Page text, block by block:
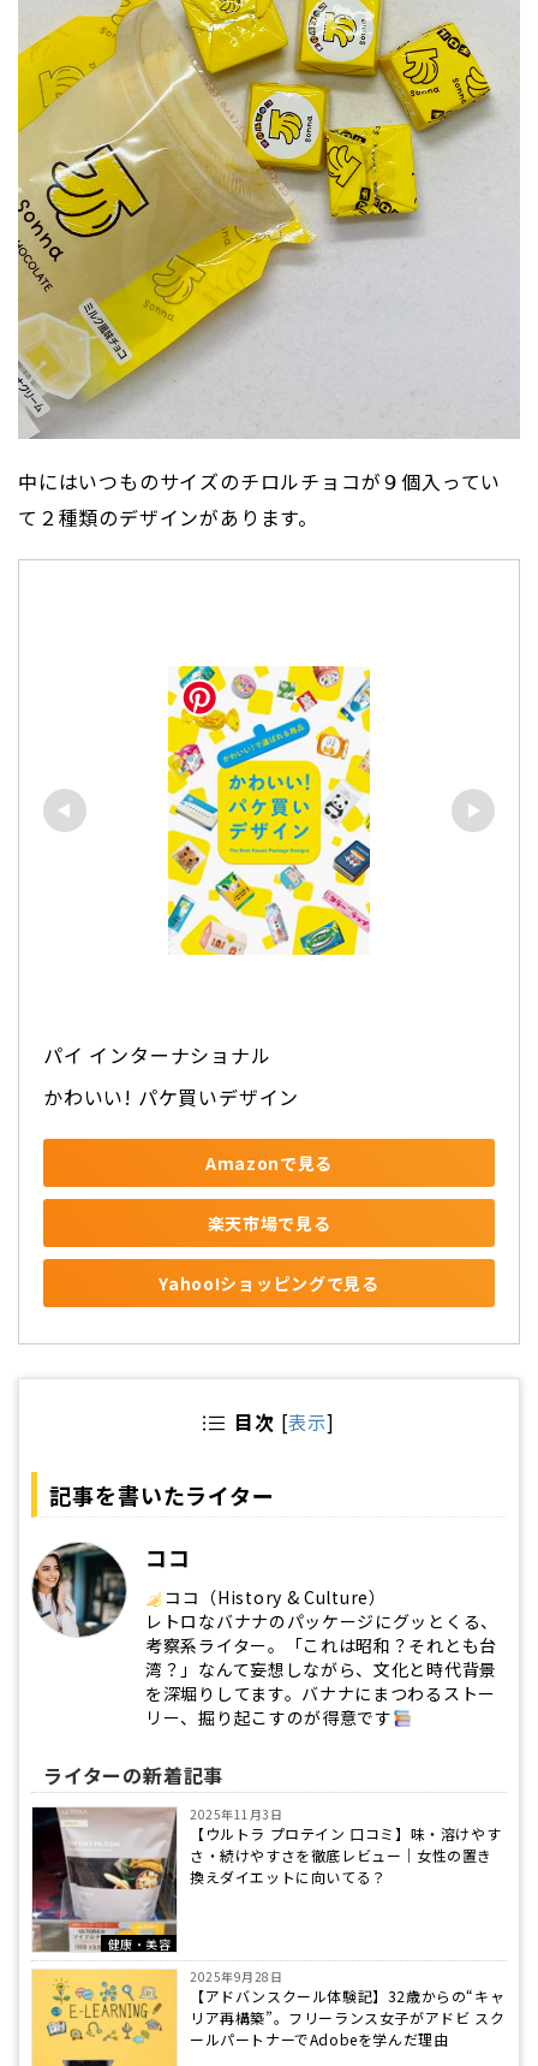
中にはいつものサイズのチロルチョコが９個入ってい
て２種類のデザインがあります。
パイ インターナショナル
かわいい! パケ買いデザイン
Amazonで見る
楽天市場で見る
Yahoo!ショッピングで見る
目次 [表示]
記事を書いたライター
ココ
ココ（History & Culture）
レトロなバナナのパッケージにグッとくる、
考察系ライター。「これは昭和？それとも台
湾？」なんて妄想しながら、文化と時代背景
を深堀りしてます。バナナにまつわるストー
リー、掘り起こすのが得意です
ライターの新着記事
健康・美容
2025年11月3日
【ウルトラ プロテイン 口コミ】味・溶けやす
さ・続けやすさを徹底レビュー｜女性の置き
換えダイエットに向いてる？
2025年9月28日
【アドバンスクール体験記】32歳からの“キャ
リア再構築”。フリーランス女子がアドビ スク
ールパートナーでAdobeを学んだ理由